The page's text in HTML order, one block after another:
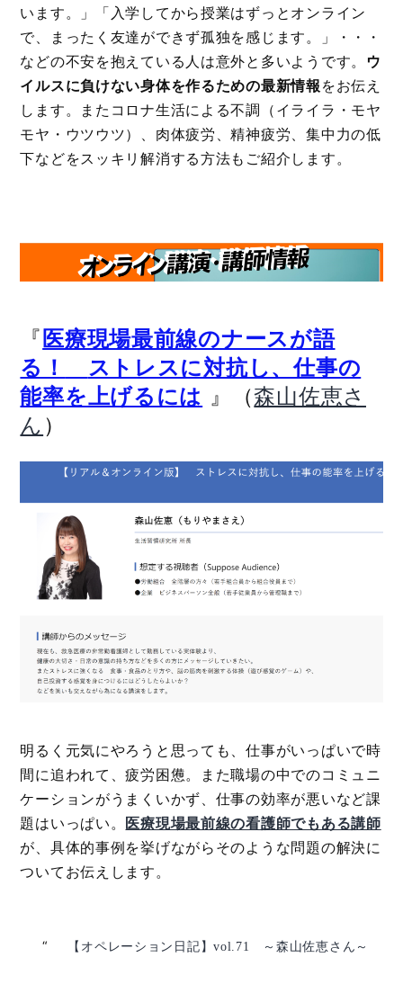
います。」「入学してから授業はずっとオンライン
で、まったく友達ができず孤独を感じます。」・・・
などの不安を抱えている人は意外と多いようです。
ウ
イルスに負けない身体を作るための最新情報 をお伝え
します。またコロナ生活による不調（イライラ・モヤ
モヤ・ウツウツ）、肉体疲労、精神疲労、集中力の低
下などをスッキリ解消する方法もご紹介します。
『 医療現場最前線のナースが語
る！
ストレスに対抗し、仕事の
能率を上げるには 』（森山佐恵さ
ん ）
明るく元気にやろうと思っても、仕事がいっぱいで時
間に追われて、疲労困憊。また職場の中でのコミュニ
ケーションがうまくいかず、仕事の効率が悪いなど課
題はいっぱい。
医療現場最前線の看護師でもある講師
が、具体的事例を挙げながらそのような問題の解決に
ついてお伝えします。
【オペレーション日記】vol.71 ～森山佐恵さん～